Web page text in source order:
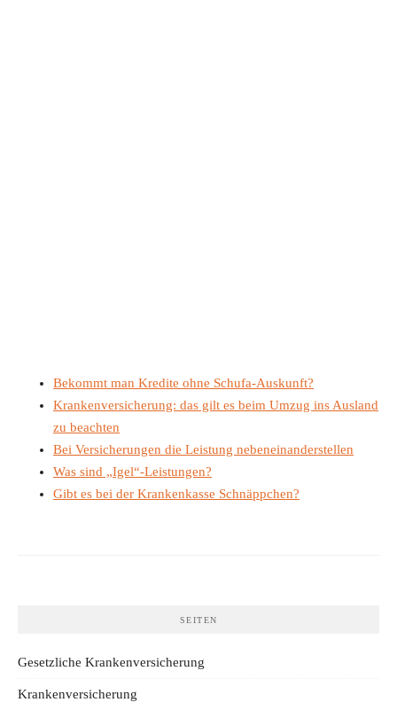
Bekommt man Kredite ohne Schufa-Auskunft?
Krankenversicherung: das gilt es beim Umzug ins Ausland
zu beachten
Bei Versicherungen die Leistung nebeneinanderstellen
Was sind „Igel“-Leistungen?
Gibt es bei der Krankenkasse Schnäppchen?
SEITEN
Gesetzliche Krankenversicherung
Krankenversicherung